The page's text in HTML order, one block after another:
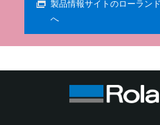
製品情報サイトのローラン
へ